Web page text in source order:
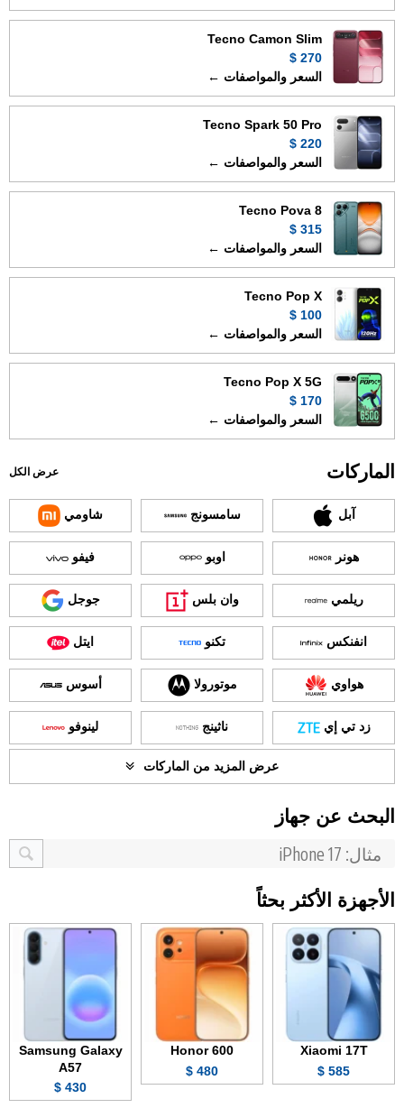
Tecno Camon Slim
270 $
السعر والمواصفات ←
Tecno Spark 50 Pro
220 $
السعر والمواصفات ←
Tecno Pova 8
315 $
السعر والمواصفات ←
Tecno Pop X
100 $
السعر والمواصفات ←
Tecno Pop X 5G
170 $
السعر والمواصفات ←
الماركات عرض الكل
آبل سامسونج شاومي
هونر اوبو فيفو
ريلمي وان بلس جوجل
انفنكس تكنو ايتل
هواوي موتورولا أسوس
زد تي إي ناثينج لينوفو
عرض المزيد من الماركات
البحث عن جهاز
الأجهزة الأكثر بحثاً
Xiaomi 17T
585 $
Honor 600
480 $
Samsung Galaxy
A57
430 $